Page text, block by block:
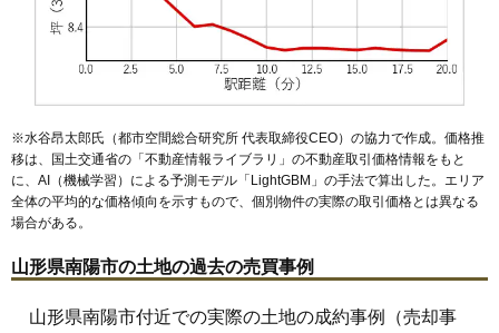
※水谷昂太郎氏（都市空間総合研究所 代表取締役CEO）の協力で作成。価格推
移は、国土交通省の「不動産情報ライブラリ 」の不動産取引価格情報をもと
に、AI（機械学習）による予測モデル「LightGBM」の手法で算出した。エリア
全体の平均的な価格傾向を示すもので、個別物件の実際の取引価格とは異なる
場合がある。
山形県南陽市の土地の過去の売買事例
山形県南陽市付近での実際の土地の成約事例（売却事